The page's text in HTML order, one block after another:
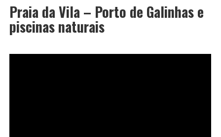
Praia da Vila – Porto de Galinhas e
piscinas naturais